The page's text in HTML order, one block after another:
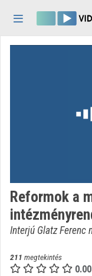
Közreműködők
Megjelenés:világos
Reformok a
Interjú Glatz Ferenc
211 megtekintés
0.00